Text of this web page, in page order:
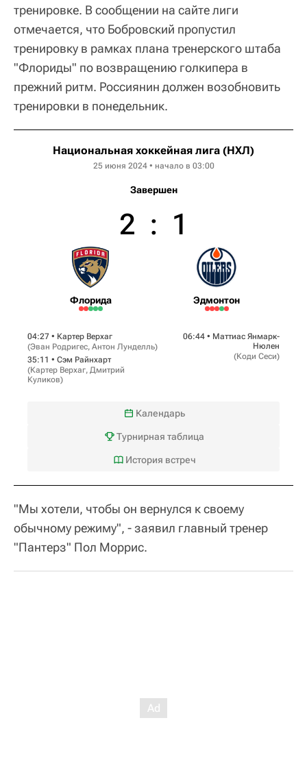
тренировке. В сообщении на сайте лиги
отмечается, что Бобровский пропустил
тренировку в рамках плана тренерского штаба
"Флориды" по возвращению голкипера в
прежний ритм. Россиянин должен возобновить
тренировки в понедельник.
Национальная хоккейная лига (НХЛ)
25 июня 2024 • начало в 03:00
Завершен
Флорида
2 : 1
Эдмонтон
04:27 • Картер Верхаг
(Эван Родригес, Антон Лунделль)
35:11 • Сэм Райнхарт
(Картер Верхаг, Дмитрий
Куликов)
06:44 • Маттиас Янмарк-
Нюлен
(Коди Сеси)
Календарь
Турнирная таблица
История встреч
"Мы хотели, чтобы он вернулся к своему
обычному режиму", - заявил главный тренер
"Пантерз" Пол Моррис.